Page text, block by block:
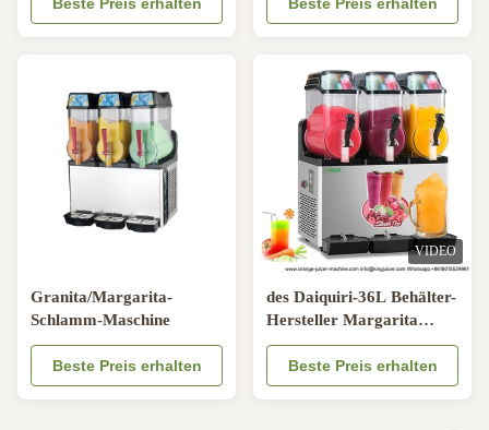
Granita/Margarita-
Schlamm-Maschine
Beste Preis erhalten
VIDEO
des Daiquiri-36L Behälter-
Hersteller Margarita
Slush Machine Granita
Frozen-Getränk-3
Beste Preis erhalten